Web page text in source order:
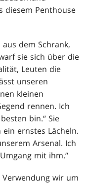
diesem Penthouse
dem Schrank,
sie sich über die
Leuten die
unseren
kleinen
rennen. Ich
bin.“ Sie
ernstes Lächeln.
Arsenal. Ich
mit ihm.“
Verwendung wir um